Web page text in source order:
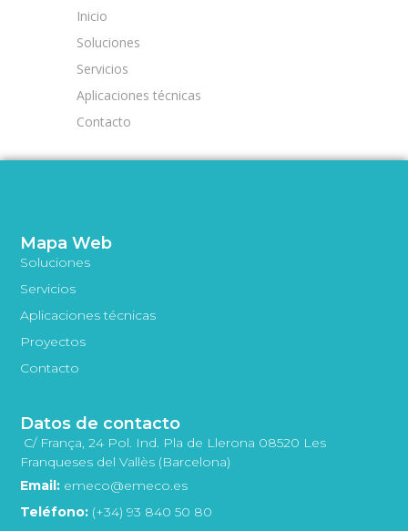
Inicio
Soluciones
Servicios
Aplicaciones técnicas
Contacto
Mapa Web
Soluciones
Servicios
Aplicaciones técnicas
Proyectos
Contacto
Datos de contacto
C/ França, 24 Pol. Ind. Pla de Llerona 08520 Les
Franqueses del Vallès (Barcelona)
Email: emeco@emeco.es
Teléfono: (+34) 93 840 50 80